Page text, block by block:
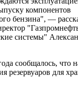
компонентов
бензина", —
системы"
сообщалось,
резервуаров для